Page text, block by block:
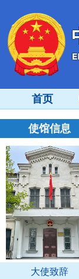
首页
使馆信息
大使致辞
”问题的中方立场